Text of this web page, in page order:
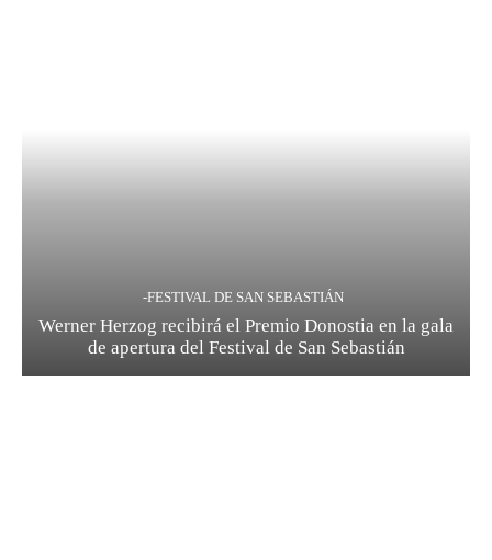
-FESTIVAL DE SAN SEBASTIÁN
Werner Herzog recibirá el Premio Donostia en la gala
de apertura del Festival de San Sebastián